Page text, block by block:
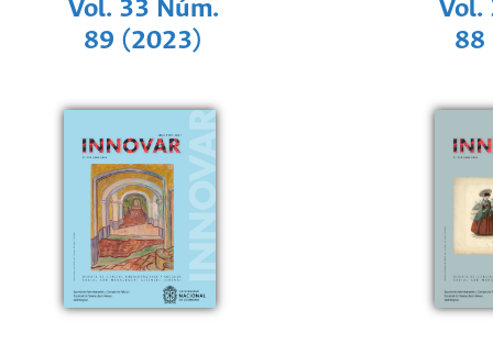
Vol. 33 Núm.
89 (2023)
Vol.
88